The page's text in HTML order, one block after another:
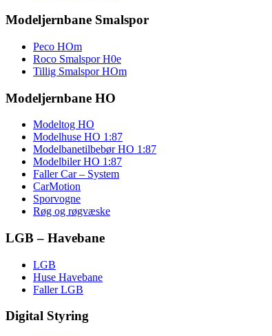
Modeljernbane Smalspor
Peco HOm
Roco Smalspor H0e
Tillig Smalspor HOm
Modeljernbane HO
Modeltog HO
Modelhuse HO 1:87
Modelbanetilbebør HO 1:87
Modelbiler HO 1:87
Faller Car – System
CarMotion
Sporvogne
Røg og røgvæske
LGB – Havebane
LGB
Huse Havebane
Faller LGB
Digital Styring